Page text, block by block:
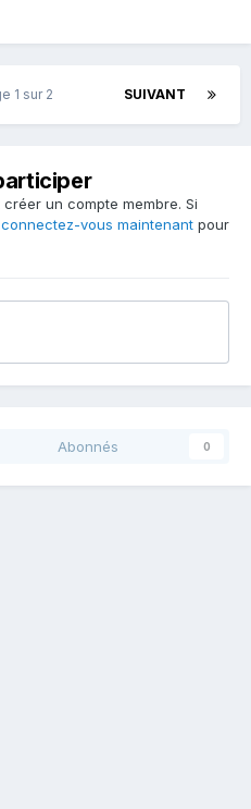
SUIVANT
1 sur 2
un compte membre. Si
connectez-vous maintenant pour
Abonnés 0